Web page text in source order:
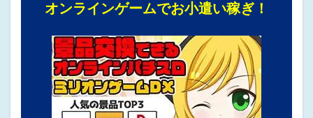
オンラインゲームでお小遣い稼ぎ！